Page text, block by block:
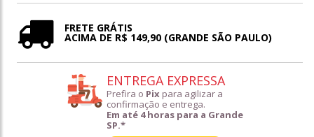
FRETE GRÁTIS
ACIMA DE R$ 149,90 (GRANDE SÃO PAULO)
ENTREGA EXPRESSA
Prefira o Pix para agilizar a
confirmação e entrega.
Em até 4 horas para a Grande
SP.*